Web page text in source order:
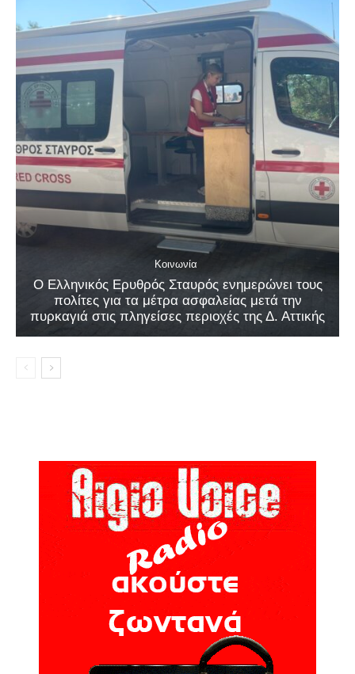
Κοινωνία
Ο Ελληνικός Ερυθρός Σταυρός ενημερώνει τους
πολίτες για τα μέτρα ασφαλείας μετά την
πυρκαγιά στις πληγείσες περιοχές της Δ. Αττικής